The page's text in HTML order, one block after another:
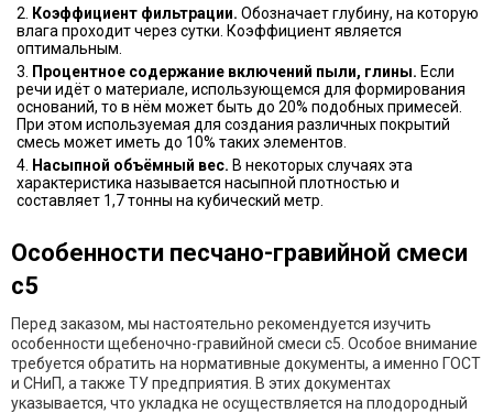
Коэффициент фильтрации. Обозначает глубину, на которую
влага проходит через сутки. Коэффициент является
оптимальным.
Процентное содержание включений пыли, глины. Если
речи идёт о материале, использующемся для формирования
оснований, то в нём может быть до 20% подобных примесей.
При этом используемая для создания различных покрытий
смесь может иметь до 10% таких элементов.
Насыпной объёмный вес. В некоторых случаях эта
характеристика называется насыпной плотностью и
составляет 1,7 тонны на кубический метр.
Особенности песчано-гравийной смеси
с5
Перед заказом, мы настоятельно рекомендуется изучить
особенности щебеночно-гравийной смеси с5. Особое внимание
требуется обратить на нормативные документы, а именно ГОСТ
и СНиП, а также ТУ предприятия. В этих документах
указывается, что укладка не осуществляется на плодородный